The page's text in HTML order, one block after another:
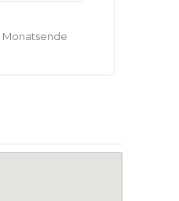
Monatsende